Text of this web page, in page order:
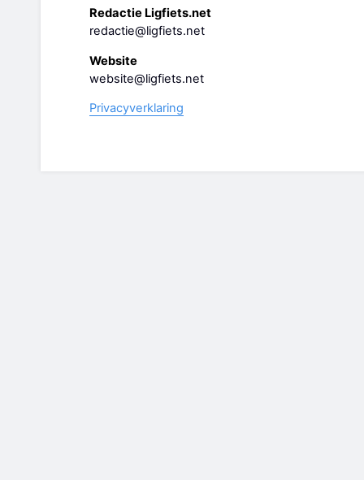
Redactie Ligfiets.net
redactie@ligfiets.net
Website
website@ligfiets.net
Privacyverklaring